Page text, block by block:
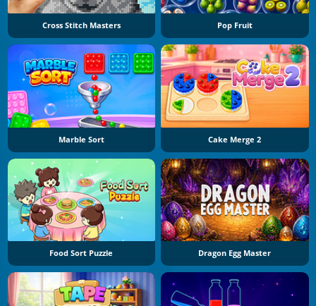
Cross Stitch Masters Pop Fruit
Marble Sort Cake Merge 2
Food Sort Puzzle Dragon Egg Master